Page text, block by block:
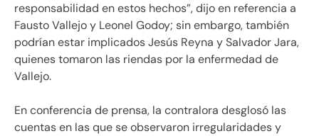
responsabilidad en estos hechos”, dijo en referencia a
Fausto Vallejo y Leonel Godoy; sin embargo, también
podrían estar implicados Jesús Reyna y Salvador Jara,
quienes tomaron las riendas por la enfermedad de
Vallejo.
En conferencia de prensa, la contralora desglosó las
cuentas en las que se observaron irregularidades y